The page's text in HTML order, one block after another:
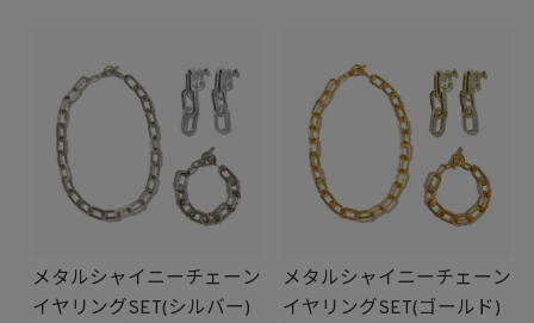
メタルシャイニーチェーン
イヤリングSET(シルバー)
メタルシャイニーチェーン
イヤリングSET(ゴールド)